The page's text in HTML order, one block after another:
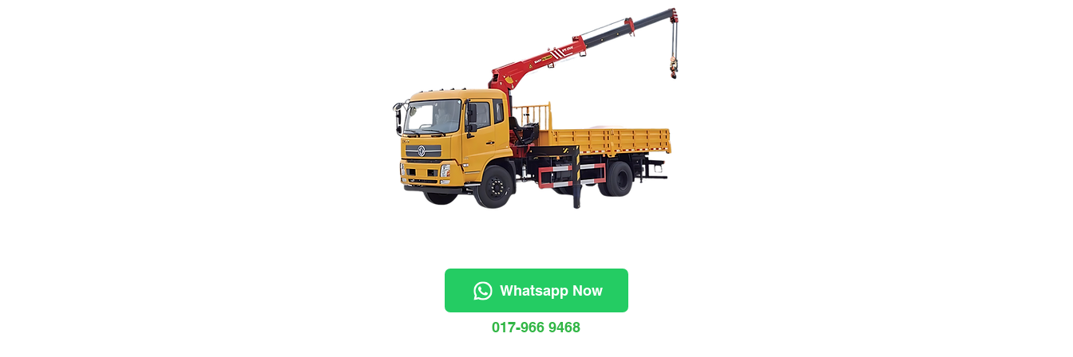
Whatsapp Now
017-966 9468